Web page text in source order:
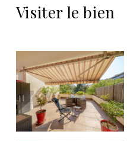
Visiter le bien